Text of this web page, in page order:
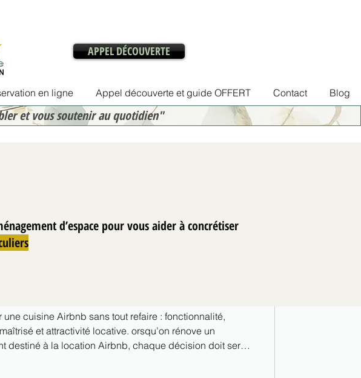
APPEL DÉCOUVERTE
en ligne Appel découverte et guide OFFERT Contact Blog
et vous soutenir au quotidien"
une cuisine Airbnb sans tout refaire : fonctionnalité,
et attractivité locative. orsqu’on rénove un
destiné à la location Airbnb, chaque décision doit servir
PORTMANN
2 min de lecture
d’espace pour vous aider à concrétiser